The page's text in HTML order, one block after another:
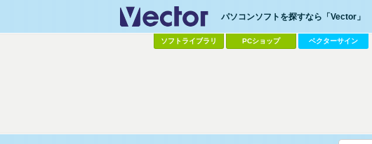
パソコンソフトを探すなら「Vector」
ソフトライブラリ PCショップ ベクターサイン